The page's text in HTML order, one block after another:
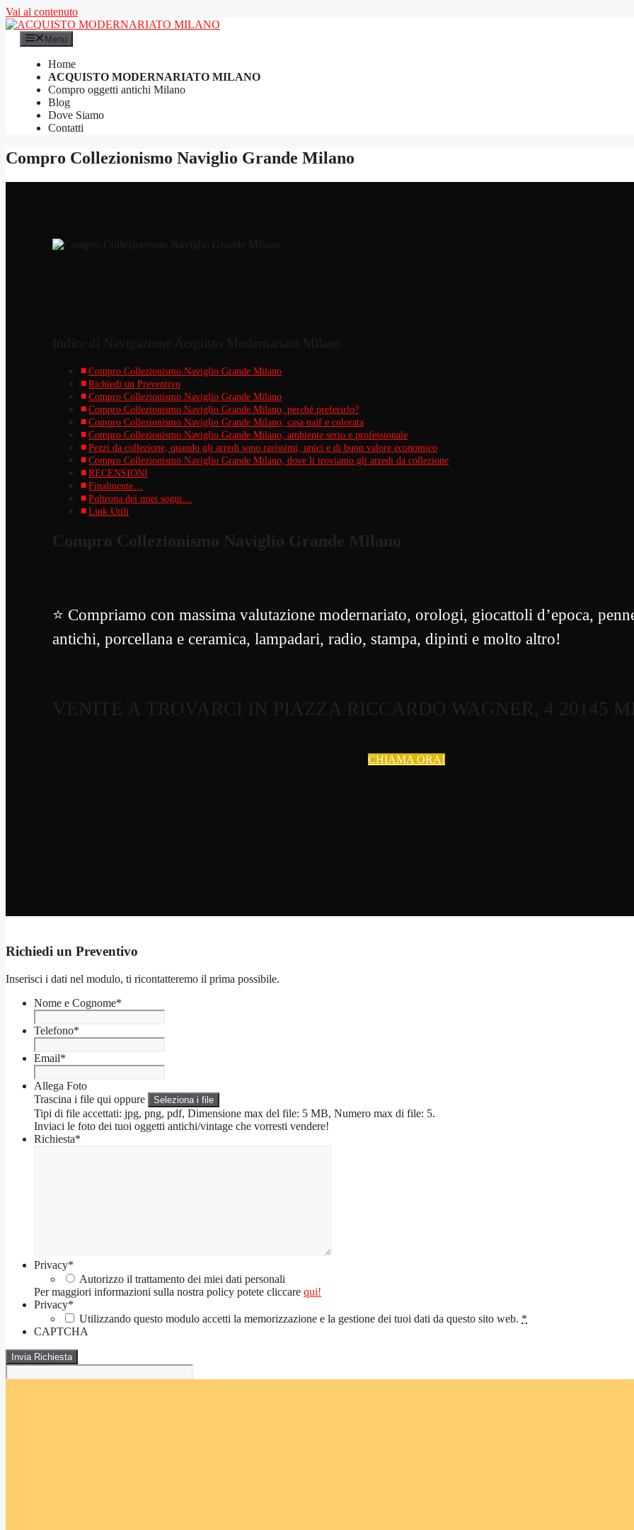
Vai al contenuto
Menu
Home
ACQUISTO MODERNARIATO MILANO
Compro oggetti antichi Milano
Blog
Dove Siamo
Contatti
Compro Collezionismo Naviglio Grande Milano
Indice di Navigazione Acquisto Modernariato Milano
Compro Collezionismo Naviglio Grande Milano
Richiedi un Preventivo
Compro Collezionismo Naviglio Grande Milano
Compro Collezionismo Naviglio Grande Milano, perché preferirlo?
Compro Collezionismo Naviglio Grande Milano, casa naif e colorata
Compro Collezionismo Naviglio Grande Milano, ambiente serio e professionale
Pezzi da collezione, quando gli arredi sono rarissimi, unici e di buon valore economico
Compro Collezionismo Naviglio Grande Milano, dove li troviamo gli arredi da collezione
RECENSIONI
Finalmente…
Poltrona dei miei sogni…
Link Utili
Compro Collezionismo Naviglio Grande Milano
⭐ Compriamo con massima valutazione modernariato, orologi, giocattoli d’epoca,
antichi, porcellana e ceramica, lampadari, radio, stampa, dipinti e molto altro!
VENITE A TROVARCI IN PIAZZA RICCARDO WAGNER, 4 20145
CHIAMA ORA!
Richiedi un Preventivo
Inserisci i dati nel modulo, ti ricontatteremo il prima possibile.
Nome e Cognome*
Telefono*
Email*
Allega Foto
Trascina i file qui oppure
Seleziona i file
Tipi di file accettati: jpg, png, pdf, Dimensione max del file: 5 MB, Numero max di file: 5.
Inviaci le foto dei tuoi oggetti antichi/vintage che vorresti vendere!
Richiesta*
Privacy*
Autorizzo il trattamento dei miei dati personali
Per maggiori informazioni sulla nostra policy potete cliccare qui!
Privacy*
Utilizzando questo modulo accetti la memorizzazione e la gestione dei tuoi dati da questo sito web. *
CAPTCHA